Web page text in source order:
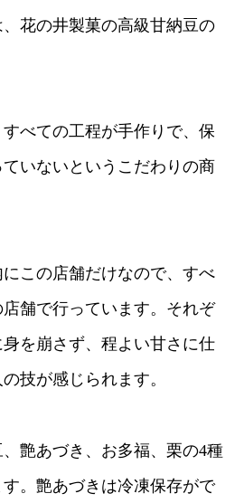
花の井製菓の高級甘納豆の
べての工程が手作りで、保
いないというこだわりの商
この店舗だけなので、すべ
舗で行っています。それぞ
を崩さず、程よい甘さに仕
技が感じられます。
艶あづき、お多福、栗の4種
。艶あづきは冷凍保存がで